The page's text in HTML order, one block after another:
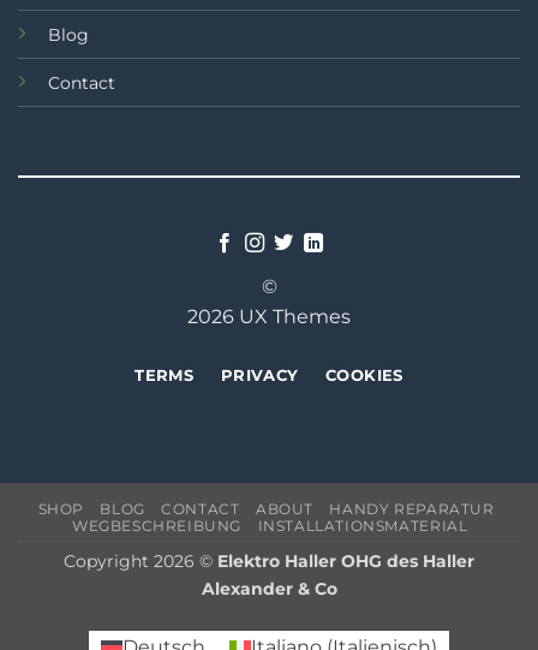
Blog
Contact
©
2026 UX Themes
TERMS PRIVACY COOKIES
SHOP BLOG CONTACT ABOUT
HANDY REPARATUR
WEGBESCHREIBUNG
INSTALLATIONSMATERIAL
Copyright 2026 © Elektro Haller OHG des Haller
Alexander & Co